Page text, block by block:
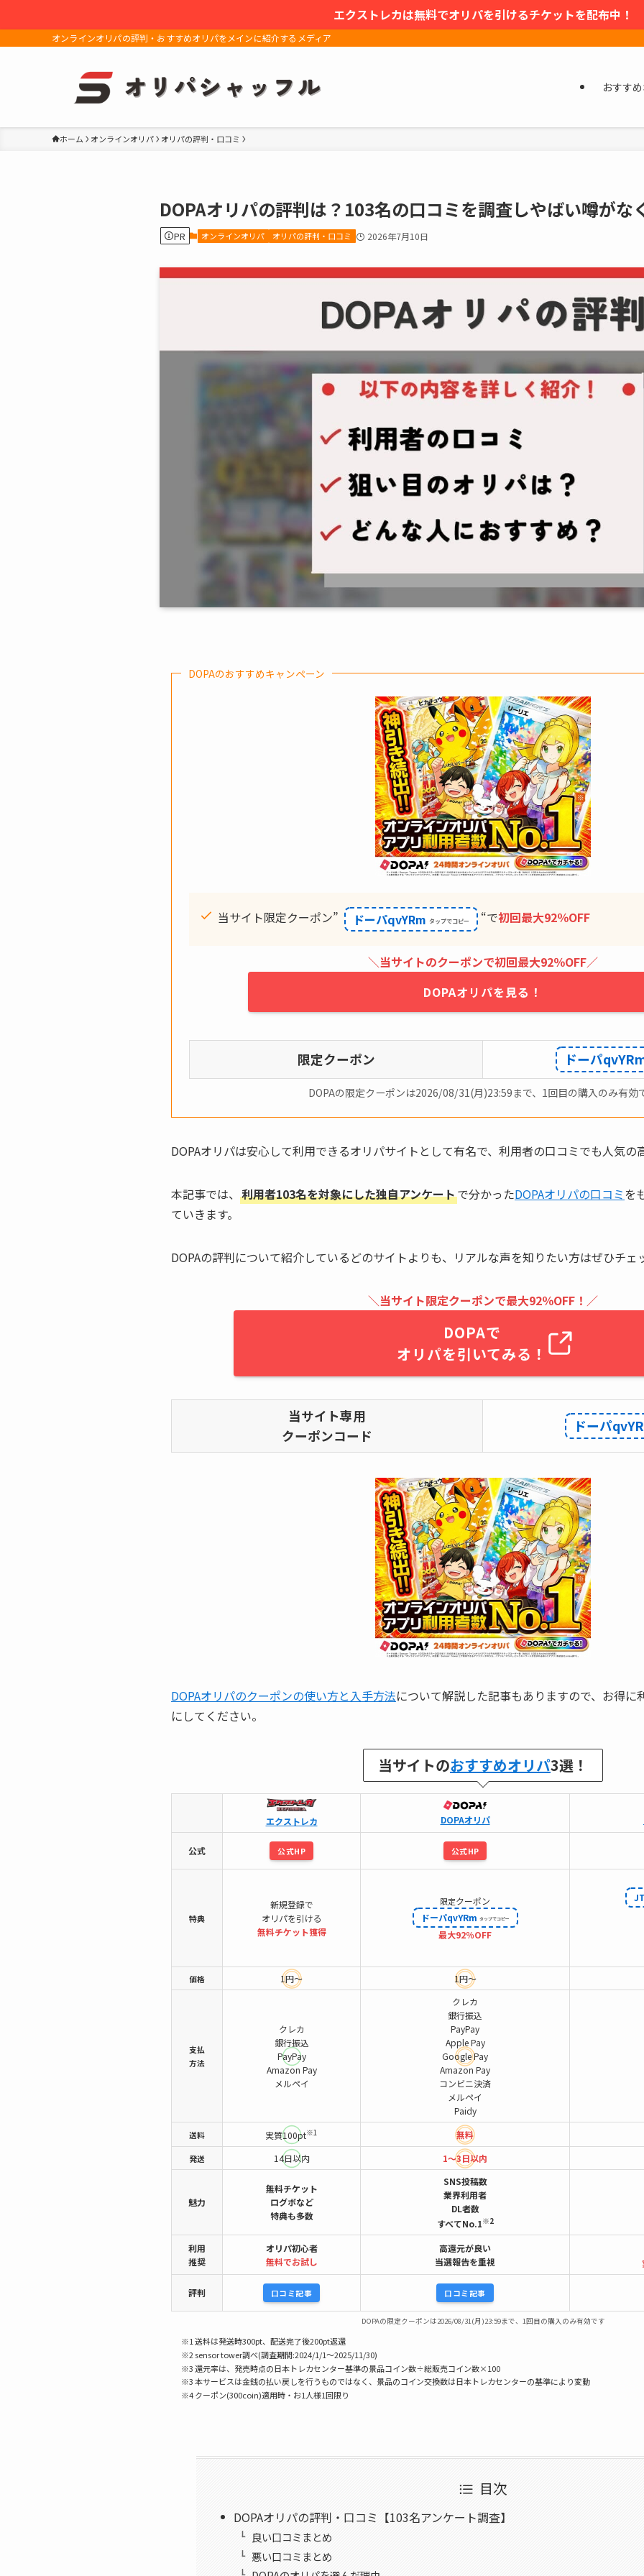
エクストレカは無料でオリパを引けるチケットを配布中！
オンラインオリパの評判・おすすめオリパをメインに紹介するメディア
おすす
ホーム オンラインオリパ オリパの評判・口コミ
DOPAオリパの評判は？103名の口コミを調査しやばい噂がな
PR オンラインオリパ オリパの評判・口コミ 2026年7月10日
DOPAのおすすめキャンペーン
当サイト限定クーポン” ドーパqvYRm “で初回最大92％OFF
＼当サイトのクーポンで初回最大92％OFF／
DOPAオリパを見る！
限定クーポン ドーパ
DOPAの限定クーポンは2026/08/31(月)23:59まで、1回目の購入のみ有効
DOPAオリパは安心して利用できるオリパサイトとして有名で、利用者の口コミでも人気の
本記事では、 利用者103名を対象にした独自アンケートで分かったDOPAオリパの口コミを
ていきます。
DOPAの評判について紹介しているどのサイトよりも、リアルな声を知りたい方はぜひチ
＼当サイト限定クーポンで最大92％OFF！／
DOPAで
オリパを引いてみる！
当サイト専用
クーポンコード
ドーパ
DOPAオリパのクーポンの使い方と入手方法について解説した記事もありますので、お得
にしてください。
当サイトのおすすめオリパ3選！
エクストレカ DOPAオリパ
公式 公式HP 公式HP
特典
新規登録で
オリパを引ける
無料チケット獲得
限定クーポン
ドーパqvYRm
最大92％OFF
価格 1円～ 1円～
支払
方法
クレカ
銀行振込
PayPay
Amazon Pay
メルペイ
クレカ
銀行振込
PayPay
Apple Pay
Google Pay
Amazon Pay
コンビニ決済
メルペイ
Paidy
送料 実質100pt※1 無料
発送 14日以内 1～3日以内
魅力
無料チケット
ログボなど
特典も多数
SNS投稿数
業界利用者
DL者数
すべてNo.1※2
利用
推奨
オリパ初心者
無料でお試し
高還元が良い
当選報告を重視
評判 口コミ記事 口コミ記事
DOPAの限定クーポンは2026/08/31(月)23:59まで、1回目の購入のみ有効です
※1 送料は発送時300pt、配送完了後200pt返還
※2 sensor tower調べ(調査期間:2024/1/1〜2025/11/30)
※3 還元率は、発売時点の日本トレカセンター基準の景品コイン数÷総販売コイン数×100
※3 本サービスは金銭の払い戻しを行うものではなく、景品のコイン交換数は日本トレカセンターの基準により変動
※4 クーポン(300coin)適用時・お1人様1回限り
目次
DOPAオリパの評判・口コミ【103名アンケート調査】
良い口コミまとめ
悪い口コミまとめ